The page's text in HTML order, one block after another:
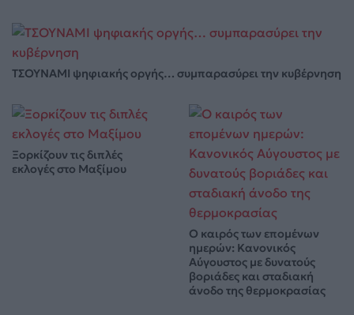
ΤΣΟΥΝΑΜΙ ψηφιακής οργής… συμπαρασύρει την κυβέρνηση
Ξορκίζουν τις διπλές
εκλογές στο Μαξίμου
Ο καιρός των επομένων
ημερών: Κανονικός
Αύγουστος με δυνατούς
βοριάδες και σταδιακή
άνοδο της θερμοκρασίας